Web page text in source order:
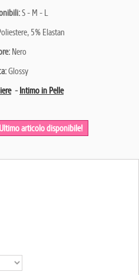
S - M - L
5% Elastan
Nero
Glossy
-Intimo in Pelle
articolo disponibile!